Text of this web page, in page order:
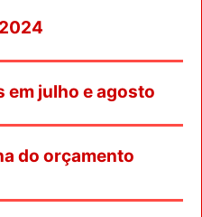
em julho e agosto
do orçamento